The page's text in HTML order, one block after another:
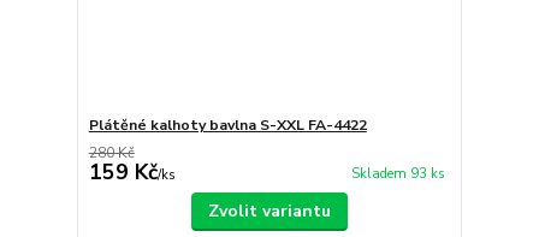
Plátěné kalhoty bavlna S-XXL FA-4422
280 Kč
159 Kč/ks Skladem 93 ks
Zvolit variantu